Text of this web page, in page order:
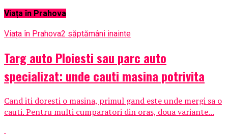
Viața în Prahova
Viața în Prahova2 săptămâni inainte
Targ auto Ploiesti sau parc auto
specializat: unde cauti masina potrivita
Cand iti doresti o masina, primul gand este unde mergi sa o
cauti. Pentru multi cumparatori din oras, doua variante...